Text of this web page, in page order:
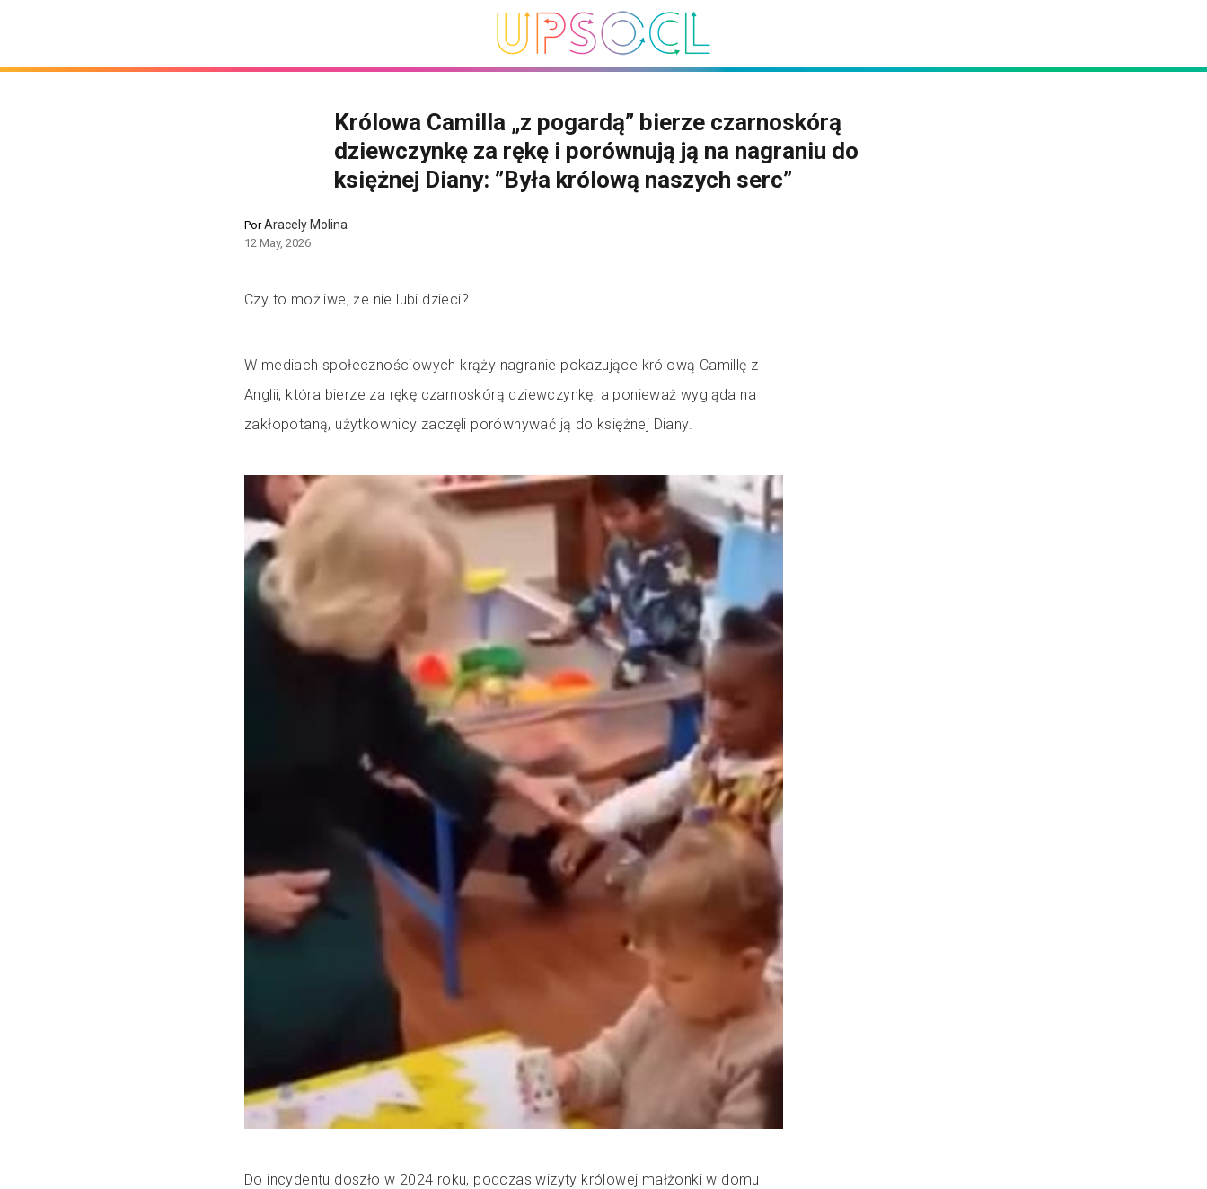
Królowa Camilla „z pogardą” bierze czarnoskórą
dziewczynkę za rękę i porównują ją na nagraniu do
księżnej Diany: ”Była królową naszych serc”
PorAracely Molina
12 May, 2026
Czy to możliwe, że nie lubi dzieci?
W mediach społecznościowych krąży nagranie pokazujące królową Camillę z
Anglii, która bierze za rękę czarnoskórą dziewczynkę, a ponieważ wygląda na
zakłopotaną, użytkownicy zaczęli porównywać ją do księżnej Diany.
Do incydentu doszło w 2024 roku, podczas wizyty królowej małżonki w domu